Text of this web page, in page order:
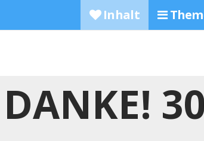
Inhalt
30